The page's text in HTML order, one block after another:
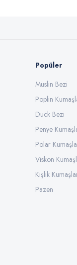
Popüler
Müslin Bezi
Poplin
Duck Bezi
Penye
Polar
Viskon
Kışlık
Pazen